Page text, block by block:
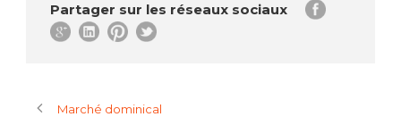
Partager sur les réseaux sociaux
Marché dominical